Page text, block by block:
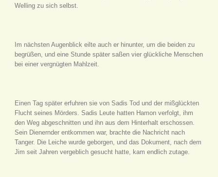
Welling zu sich selbst.
Im nächsten Augenblick eilte auch er hinunter, um die beiden zu
begrüßen, und eine Stunde später saßen vier glückliche Menschen
bei einer vergnügten Mahlzeit.
Einen Tag später erfuhren sie von Sadis Tod und der mißglückten
Flucht seines Mörders. Sadis Leute hatten Hamon verfolgt, ihm
den Weg abgeschnitten und ihn aus dem Hinterhalt erschossen.
Sein Dienernder entkommen war, brachte die Nachricht nach
Tanger. Die Leiche wurde geborgen, und das Dokument, nach dem
Jim seit Jahren vergeblich gesucht hatte, kam endlich zutage.